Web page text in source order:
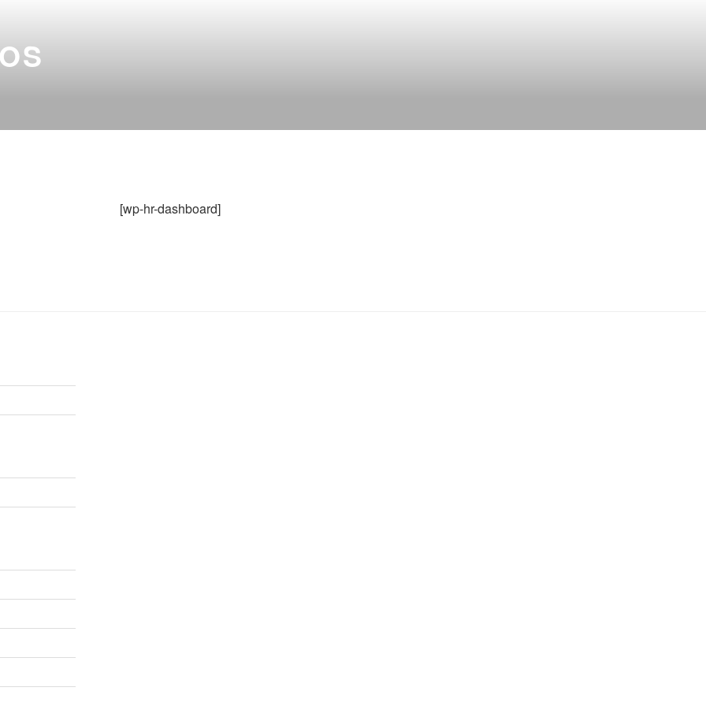
[wp-hr-dashboard]